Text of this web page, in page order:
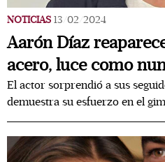
NOTICIAS 13/02/2024
Aarón Díaz
acero, luce como
El actor sorprendió a sus
demuestra su esfuerzo en el